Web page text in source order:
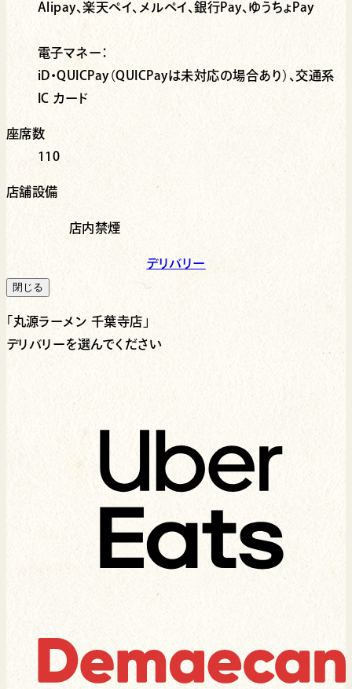
Alipay、楽天ペイ、メルペイ、銀行Pay、ゆうちょPay
電子マネー：
iD・QUICPay（QUICPayは未対応の場合あり）、交通系
IC カード
座席数
110
店舗設備
店内禁煙
デリバリー
閉じる
「 丸源ラーメン 千葉寺店 」
デリバリーを選んでください